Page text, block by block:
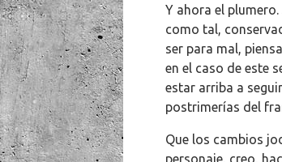
Y ahora el
como tal,
ser para mal,
en el caso de este
estar arriba a
postrimerías del
Que los cambios
personaje, creo,